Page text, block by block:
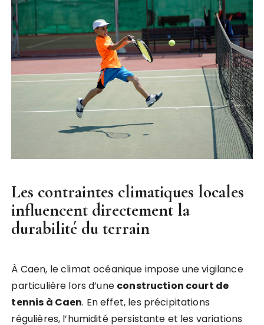
Les contraintes climatiques locales
influencent directement la
durabilité du terrain
À Caen, le climat océanique impose une vigilance
particulière lors d’une construction court de
tennis à Caen. En effet, les précipitations
régulières, l’humidité persistante et les variations